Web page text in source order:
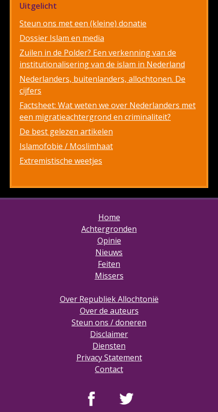
Uitgelicht
Steun ons met een (kleine) donatie
Dossier Islam en media
Zuilen in de Polder? Een verkenning van de
institutionalisering van de islam in Nederland
Nederlanders, buitenlanders, allochtonen. De
cijfers
Factsheet: Wat weten we over Nederlanders met
een migratieachtergrond en criminaliteit?
De best gelezen artikelen
Islamofobie / Moslimhaat
Extremistische weetjes
Home
Achtergronden
Opinie
Nieuws
Feiten
Missers
Over Republiek Allochtonië
Over de auteurs
Steun ons / doneren
Disclaimer
Diensten
Privacy Statement
Contact